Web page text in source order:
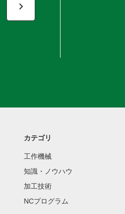
カテゴリ
工作機械
知識・ノウハウ
加工技術
NCプログラム